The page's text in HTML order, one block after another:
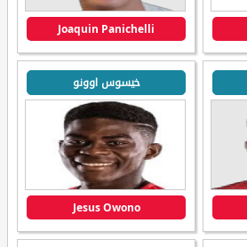
Joaquin Panichelli
خيسوس اوونو
Jesus Owono